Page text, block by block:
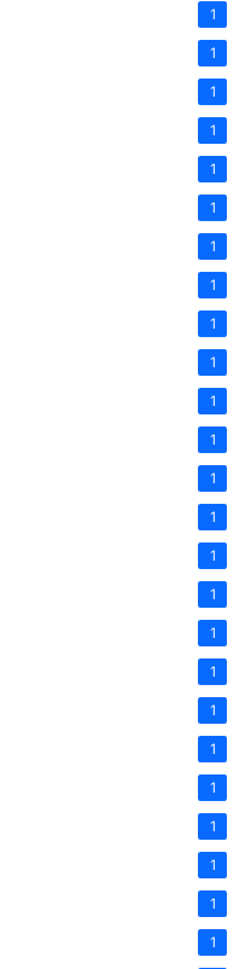
1
1
1
1
1
1
1
1
1
1
1
1
1
1
1
1
1
1
1
1
1
1
1
1
1